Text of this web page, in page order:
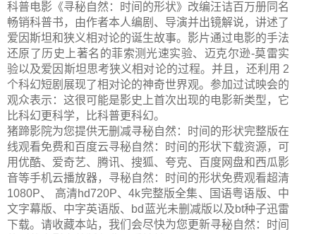
科普电影《寻秘⾃然：时间的形状》改编汪诘百万册同名
畅销科普书，由作者本⼈编剧、导演并出镜解说，讲述了
爱因斯坦和狭义相对论的诞⽣故事。影⽚通过电影的⼿法
还原了历史上著名的菲索测光速实验、迈克尔逊-莫雷实
验以及爱因斯坦思考狭义相对论的过程。并且，还利⽤ 2
个科幻短剧展现了相对论的神奇世界观。参加过试映会的
观众表⽰：这很可能是影史上⾸次出现的电影新类型，它
⽐科幻更科学，⽐科普更科幻。
猪蹄影院为您提供无删减寻秘自然：时间的形状完整版在
线观看免费和百度云寻秘自然：时间的形状下载资源，可
用优酷、爱奇艺、腾讯、搜狐、夸克、百度网盘和西瓜影
音等手机云播放器，寻秘自然：时间的形状免费观看超清
1080P、 高清hd720P、4k完整版全集、国语粤语版、中
文字幕版、中字英语版、bd蓝光未删减版以及bt种子迅雷
下载。请收藏本站，我们会尽快为您更新寻秘自然：时间